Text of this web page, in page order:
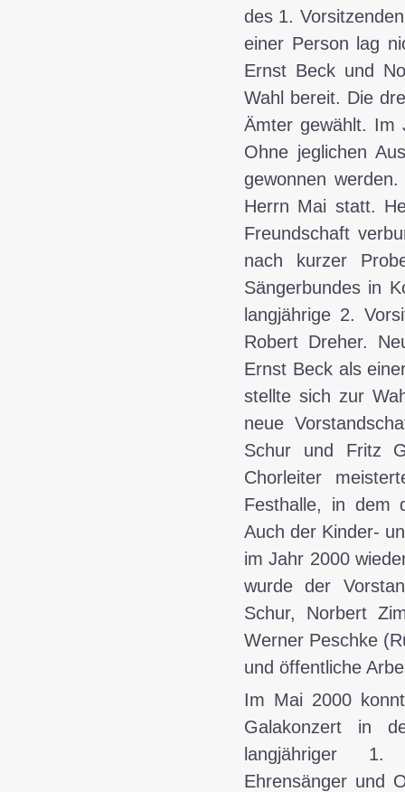
des 1.
einer Person lag
Ernst Beck und
Wahl bereit. Die
Ämter gewählt. Im
Ohne jeglichen
gewonnen
Herrn Mai statt.
Freundschaft
nach kurzer
Sängerbundes in
langjährige 2.
Robert Dreher.
Ernst Beck als
stellte sich zur
neue
Schur und Fritz
Chorleiter
Festhalle, in dem
Auch der Kinder-
im Jahr 2000
wurde der
Schur, Norbert
Werner Peschke
und öffentliche
Im Mai 2000
Galakonzert in
langjähriger 1.
Ehrensänger und